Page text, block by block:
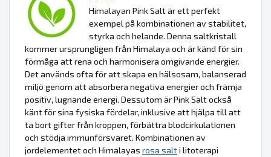
Himalayan Pink Salt är ett perfekt
exempel på kombinationen av stabilitet,
styrka och helande. Denna saltkristall
kommer ursprungligen från Himalaya och är känd för sin
förmåga att rena och harmonisera omgivande energier.
Det används ofta för att skapa en hälsosam, balanserad
miljö genom att absorbera negativa energier och främja
positiv, lugnande energi. Dessutom är Pink Salt också
känt för sina fysiska fördelar, inklusive att hjälpa till att
ta bort gifter från kroppen, förbättra blodcirkulationen
och stödja immunförsvaret. Kombinationen av
jordelementet och Himalayas rosa salti litoterapi